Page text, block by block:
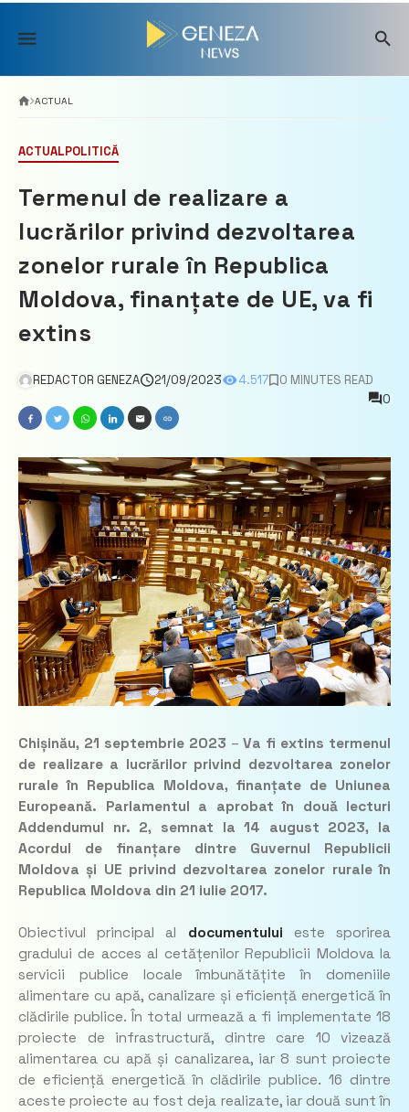
Skip
content
ACTUAL
ACTUALPOLITICĂ
Termenul de realizare a
lucrărilor privind dezvoltarea
zonelor rurale în Republica
Moldova, finanțate de UE, va fi
extins
REDACTOR GENEZA 21/09/2023 4.517
0 MINUTES READ
0
Chișinău, 21 septembrie 2023 –Va fi extins termenul
de realizare a lucrărilor privind dezvoltarea zonelor
rurale în Republica Moldova, finanțate de Uniunea
Europeană. Parlamentul a aprobat în două lecturi
Addendumul nr. 2, semnat la 14 august 2023, la
Acordul de finanțare dintre Guvernul Republicii
Moldova și UE privind dezvoltarea zonelor rurale în
Republica Moldova din 21 iulie 2017.
Obiectivul principal al documentului este sporirea
gradului de acces al cetățenilor Republicii Moldova la
servicii publice locale îmbunătățite în domeniile
alimentare cu apă, canalizare și eficiență energetică în
clădirile publice. În total urmează a fi implementate 18
proiecte de infrastructură, dintre care 10 vizează
alimentarea cu apă și canalizarea, iar 8 sunt proiecte
de eficiență energetică în clădirile publice. 16 dintre
aceste proiecte au fost deja realizate, iar două sunt în